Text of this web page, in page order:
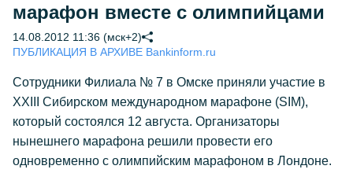
марафон вместе с олимпийцами
14.08.2012 11:36 (мск+2)
ПУБЛИКАЦИЯ В АРХИВЕ Bankinform.ru
Сотрудники Филиала № 7 в Омске приняли участие в
XXIII Сибирском международном марафоне (SIM),
который состоялся 12 августа. Организаторы
нынешнего марафона решили провести его
одновременно с олимпийским марафоном в Лондоне.